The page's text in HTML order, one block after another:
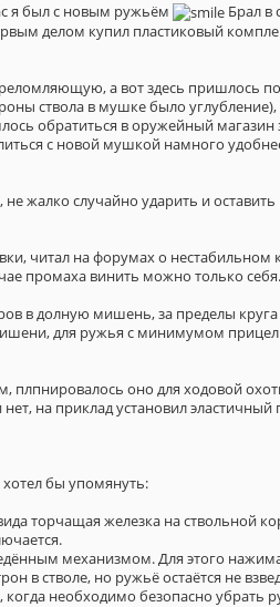
я был с новым ружьём
Брал в
делом купил пластиковый
а вот здесь пришлось
ствола в мушке было
обратиться в оружейный
с новой мушкой намного
жалко случайно ударить и
читал на форумах о нестабильном
промаха винить можно только себя.
в долную мишень, за пределы
для ружья с минимумом
оно для ходовой
на приклад установил
бы упомянуть:
торчащая железка на ствольной
механизмом. Для этого
в стволе, но ружьё остаётся не
необходимо безопасно убрать